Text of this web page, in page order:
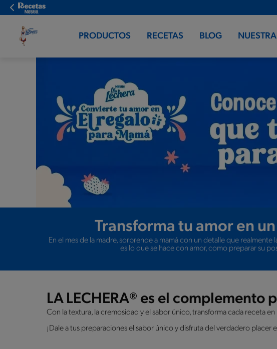
PRODUCTOS RECETAS BLOG
Transforma tu amor en
En el mes de la madre, sorprende a mamá con un detalle que
es lo que se hace con amor, como preparar su
LA LECHERA® es el complemento
Con la textura, la cremosidad y el sabor único, transforma cada receta
¡Dale a tus preparaciones el sabor único y disfruta del verdadero placer